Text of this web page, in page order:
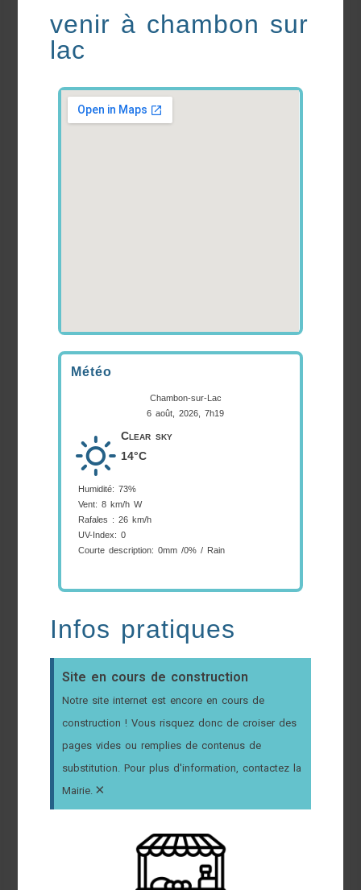
venir à chambon sur
lac
Météo
Chambon-sur-Lac
6 août, 2026, 7h19
Clear sky
14°C
Humidité: 73%
Vent: 8 km/h W
Rafales : 26 km/h
UV-Index: 0
Courte description:0mm /0% / Rain
Infos pratiques
Site en cours de construction
Notre site internet est encore en cours de
construction ! Vous risquez donc de croiser des
pages vides ou remplies de contenus de
substitution. Pour plus d'information, contactez la
Mairie. ×